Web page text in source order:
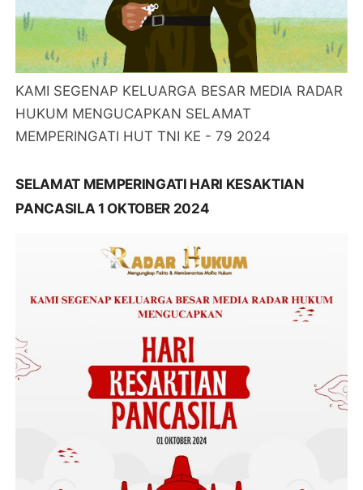
KAMI SEGENAP KELUARGA BESAR MEDIA RADAR
HUKUM MENGUCAPKAN SELAMAT
MEMPERINGATI HUT TNI KE - 79 2024
SELAMAT MEMPERINGATI HARI KESAKTIAN
PANCASILA 1 OKTOBER 2024